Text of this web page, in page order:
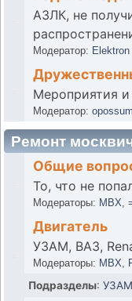
АЗЛК, не
Модератор: Elektron
Мероприятия
Модератор:opossum
Ремонт
Общие
То, что не
Модераторы: MBX,
Двигатель
УЗАМ, ВАЗ,
Модераторы: MBX,
Подразделы: УЗАМ